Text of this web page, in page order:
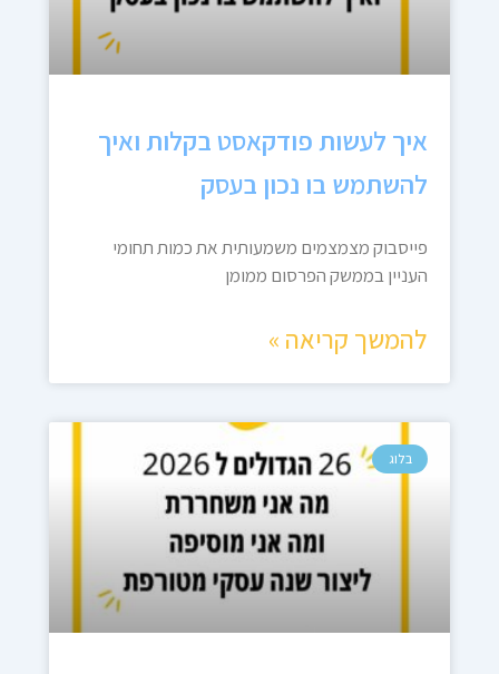
איך לעשות פודקאסט בקלות ואיך
להשתמש בו נכון בעסק
פייסבוק מצמצמים משמעותית את כמות תחומי
העניין בממשק הפרסום ממומן
להמשך קריאה »
בלוג